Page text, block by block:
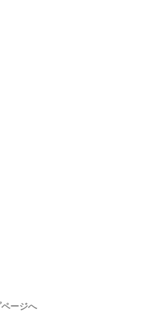
ページへ